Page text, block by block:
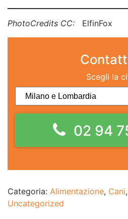
PhotoCredits CC: ElfinFox
Scegli la
02 94
Categoria: Alimentazione, Cani,
Uncategorized